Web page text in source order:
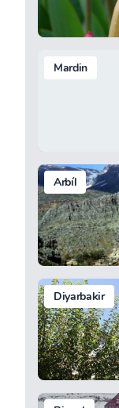
Mardin
Arbíl
Diyarbakir